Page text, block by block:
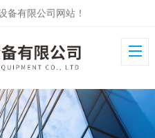
备有限公司网站！